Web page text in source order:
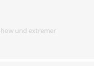
und extremer